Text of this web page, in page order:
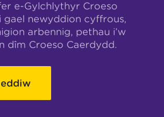
e-Gylchlythyr Croeso
gael newyddion cyffrous,
arbennig, pethau i’w
dîm Croeso Caerdydd.